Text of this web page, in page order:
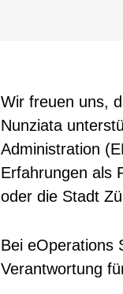
Wir freuen uns,
Nunziata
Administration
Erfahrungen als
oder die Stadt
Bei eOperations
Verantwortung